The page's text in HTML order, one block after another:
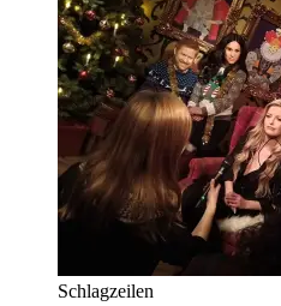
Schlagzeilen